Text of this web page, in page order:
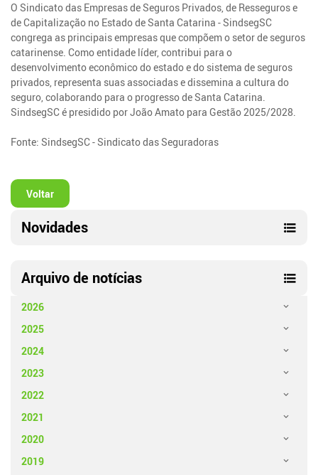
O Sindicato das Empresas de Seguros Privados, de Resseguros e
de Capitalização no Estado de Santa Catarina - SindsegSC
congrega as principais empresas que compõem o setor de seguros
catarinense. Como entidade líder, contribui para o
desenvolvimento econômico do estado e do sistema de seguros
privados, representa suas associadas e dissemina a cultura do
seguro, colaborando para o progresso de Santa Catarina.
SindsegSC é presidido por João Amato para Gestão 2025/2028.
Fonte: SindsegSC - Sindicato das Seguradoras
Voltar
Novidades
Arquivo de notícias
2026
2025
2024
2023
2022
2021
2020
2019